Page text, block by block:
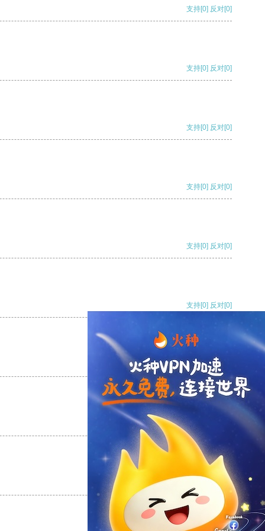
支持[0] 反对[0]
支持[0] 反对[0]
支持[0] 反对[0]
支持[0] 反对[0]
支持[0] 反对[0]
支持[0] 反对[0]
支持[0] 反对
支持
反对 [0]